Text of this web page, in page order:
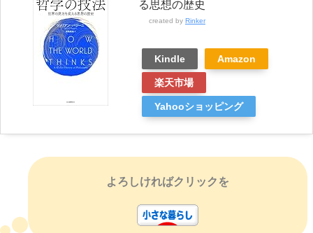
る思想の歴史
created by Rinker
Kindle Amazon
楽天市場
Yahooショッピング
よろしければクリックを